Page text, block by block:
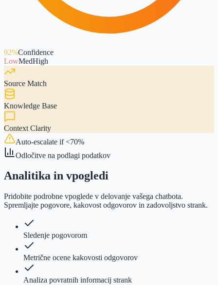
92%Confidence
LowMedHigh
Source Match
Knowledge Base
Context Clarity
Auto-escalate if <70%
Odločitve na podlagi podatkov
Analitika in vpogledi
Pridobite podrobne vpoglede v delovanje vašega chatbota.
Spremljajte pogovore, kakovost odgovorov in zadovoljstvo strank.
Sledenje pogovorom
Metrične ocene kakovosti odgovorov
Analiza povratnih informacij strank